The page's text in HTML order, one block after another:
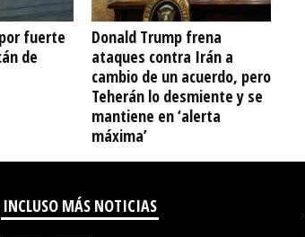
fuerte
de
Donald Trump frena
ataques contra Irán a
cambio de un acuerdo, pero
Teherán lo desmiente y se
mantiene en ‘alerta
máxima’
INCLUSO MÁS NOTICIAS